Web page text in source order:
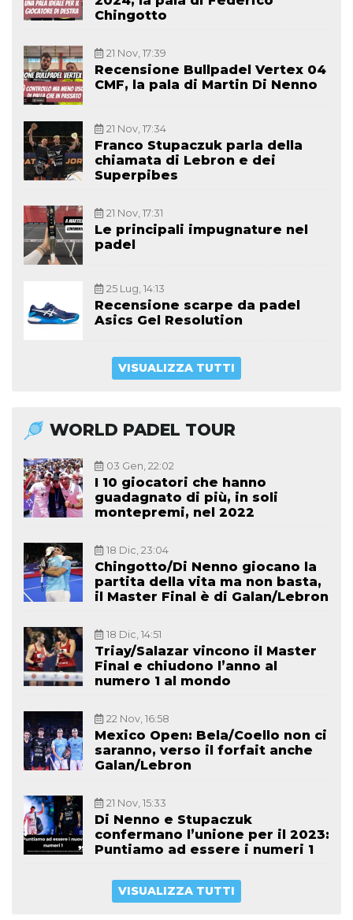
Chingotto
21 Nov, 17:39
Recensione Bullpadel Vertex 04
CMF, la pala di Martin Di Nenno
21 Nov, 17:34
Franco Stupaczuk parla della
chiamata di Lebron e dei
Superpibes
21 Nov, 17:31
Le principali impugnature nel
padel
25 Lug, 14:13
Recensione scarpe da padel
Asics Gel Resolution
VISUALIZZA TUTTI
WORLD PADEL TOUR
03 Gen, 22:02
I 10 giocatori che hanno
guadagnato di più, in soli
montepremi, nel 2022
18 Dic, 23:04
Chingotto/Di Nenno giocano la
partita della vita ma non basta,
il Master Final è di Galan/Lebron
18 Dic, 14:51
Triay/Salazar vincono il Master
Final e chiudono l’anno al
numero 1 al mondo
22 Nov, 16:58
Mexico Open: Bela/Coello non ci
saranno, verso il forfait anche
Galan/Lebron
21 Nov, 15:33
Di Nenno e Stupaczuk
confermano l’unione per il 2023:
Puntiamo ad essere i numeri 1
VISUALIZZA TUTTI